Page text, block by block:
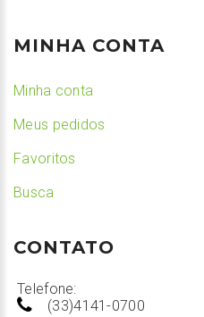
MINHA CONTA
Minha conta
Meus pedidos
Favoritos
Busca
CONTATO
Telefone:
(33)4141-0700